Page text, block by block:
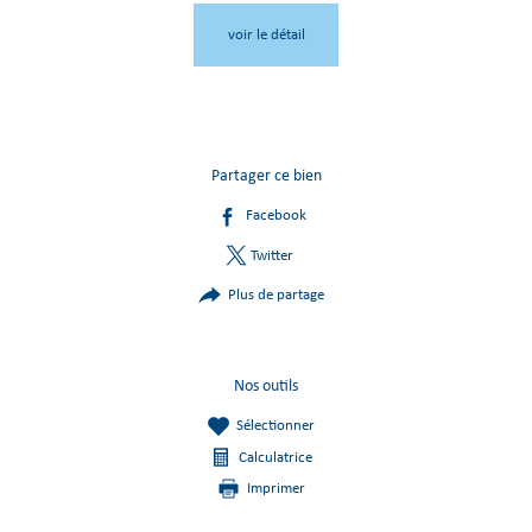
voir le détail
Partager ce bien
Facebook
Twitter
Plus de partage
Nos outils
Sélectionner
Calculatrice
Imprimer